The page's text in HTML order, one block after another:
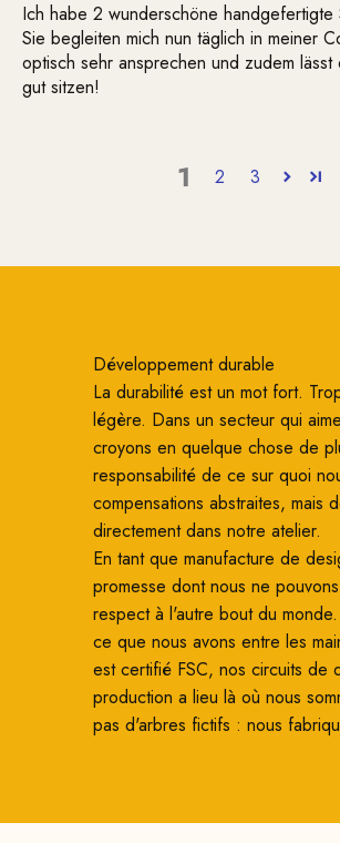
Ich habe 2 wunderschöne handgefertigte
Sie begleiten mich nun täglich in meiner
optisch sehr ansprechen und zudem
gut sitzen!
1 2 3
Développement durable
La durabilité est un mot fort.
légère. Dans un secteur qui
croyons en quelque chose de
responsabilité de ce sur quoi
compensations abstraites, mais
directement dans notre atelier.
En tant que manufacture de
promesse dont nous ne
respect à l'autre bout du
ce que nous avons entre les
est certifié FSC, nos circuits de
production a lieu là où nous
pas d'arbres fictifs : nous